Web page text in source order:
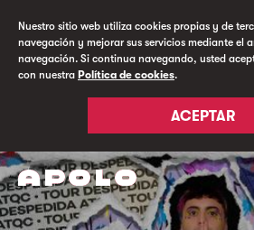
Nuestro sitio web utiliza cookies propias y de
navegación y mejorar sus servicios mediante el
navegación. Si continua navegando, usted
con nuestra Política de cookies.
ACEPTAR